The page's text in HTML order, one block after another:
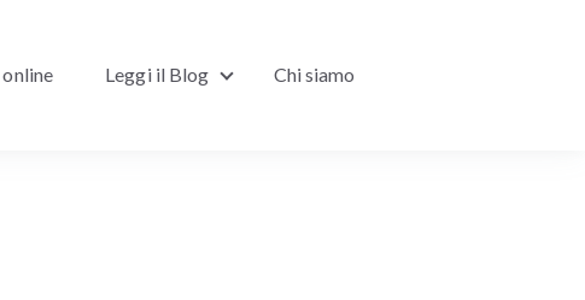
Leggi il Blog
Show submenu for Leggi il Blog
Chi siamo